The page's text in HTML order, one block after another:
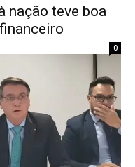
nação teve boa
0